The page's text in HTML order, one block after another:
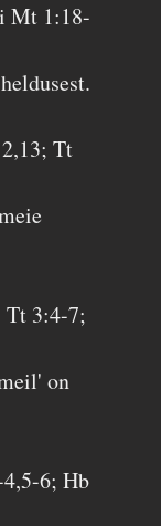
Mt 1:18-
Tt
Tt 3:4-7;
on
6; Hb